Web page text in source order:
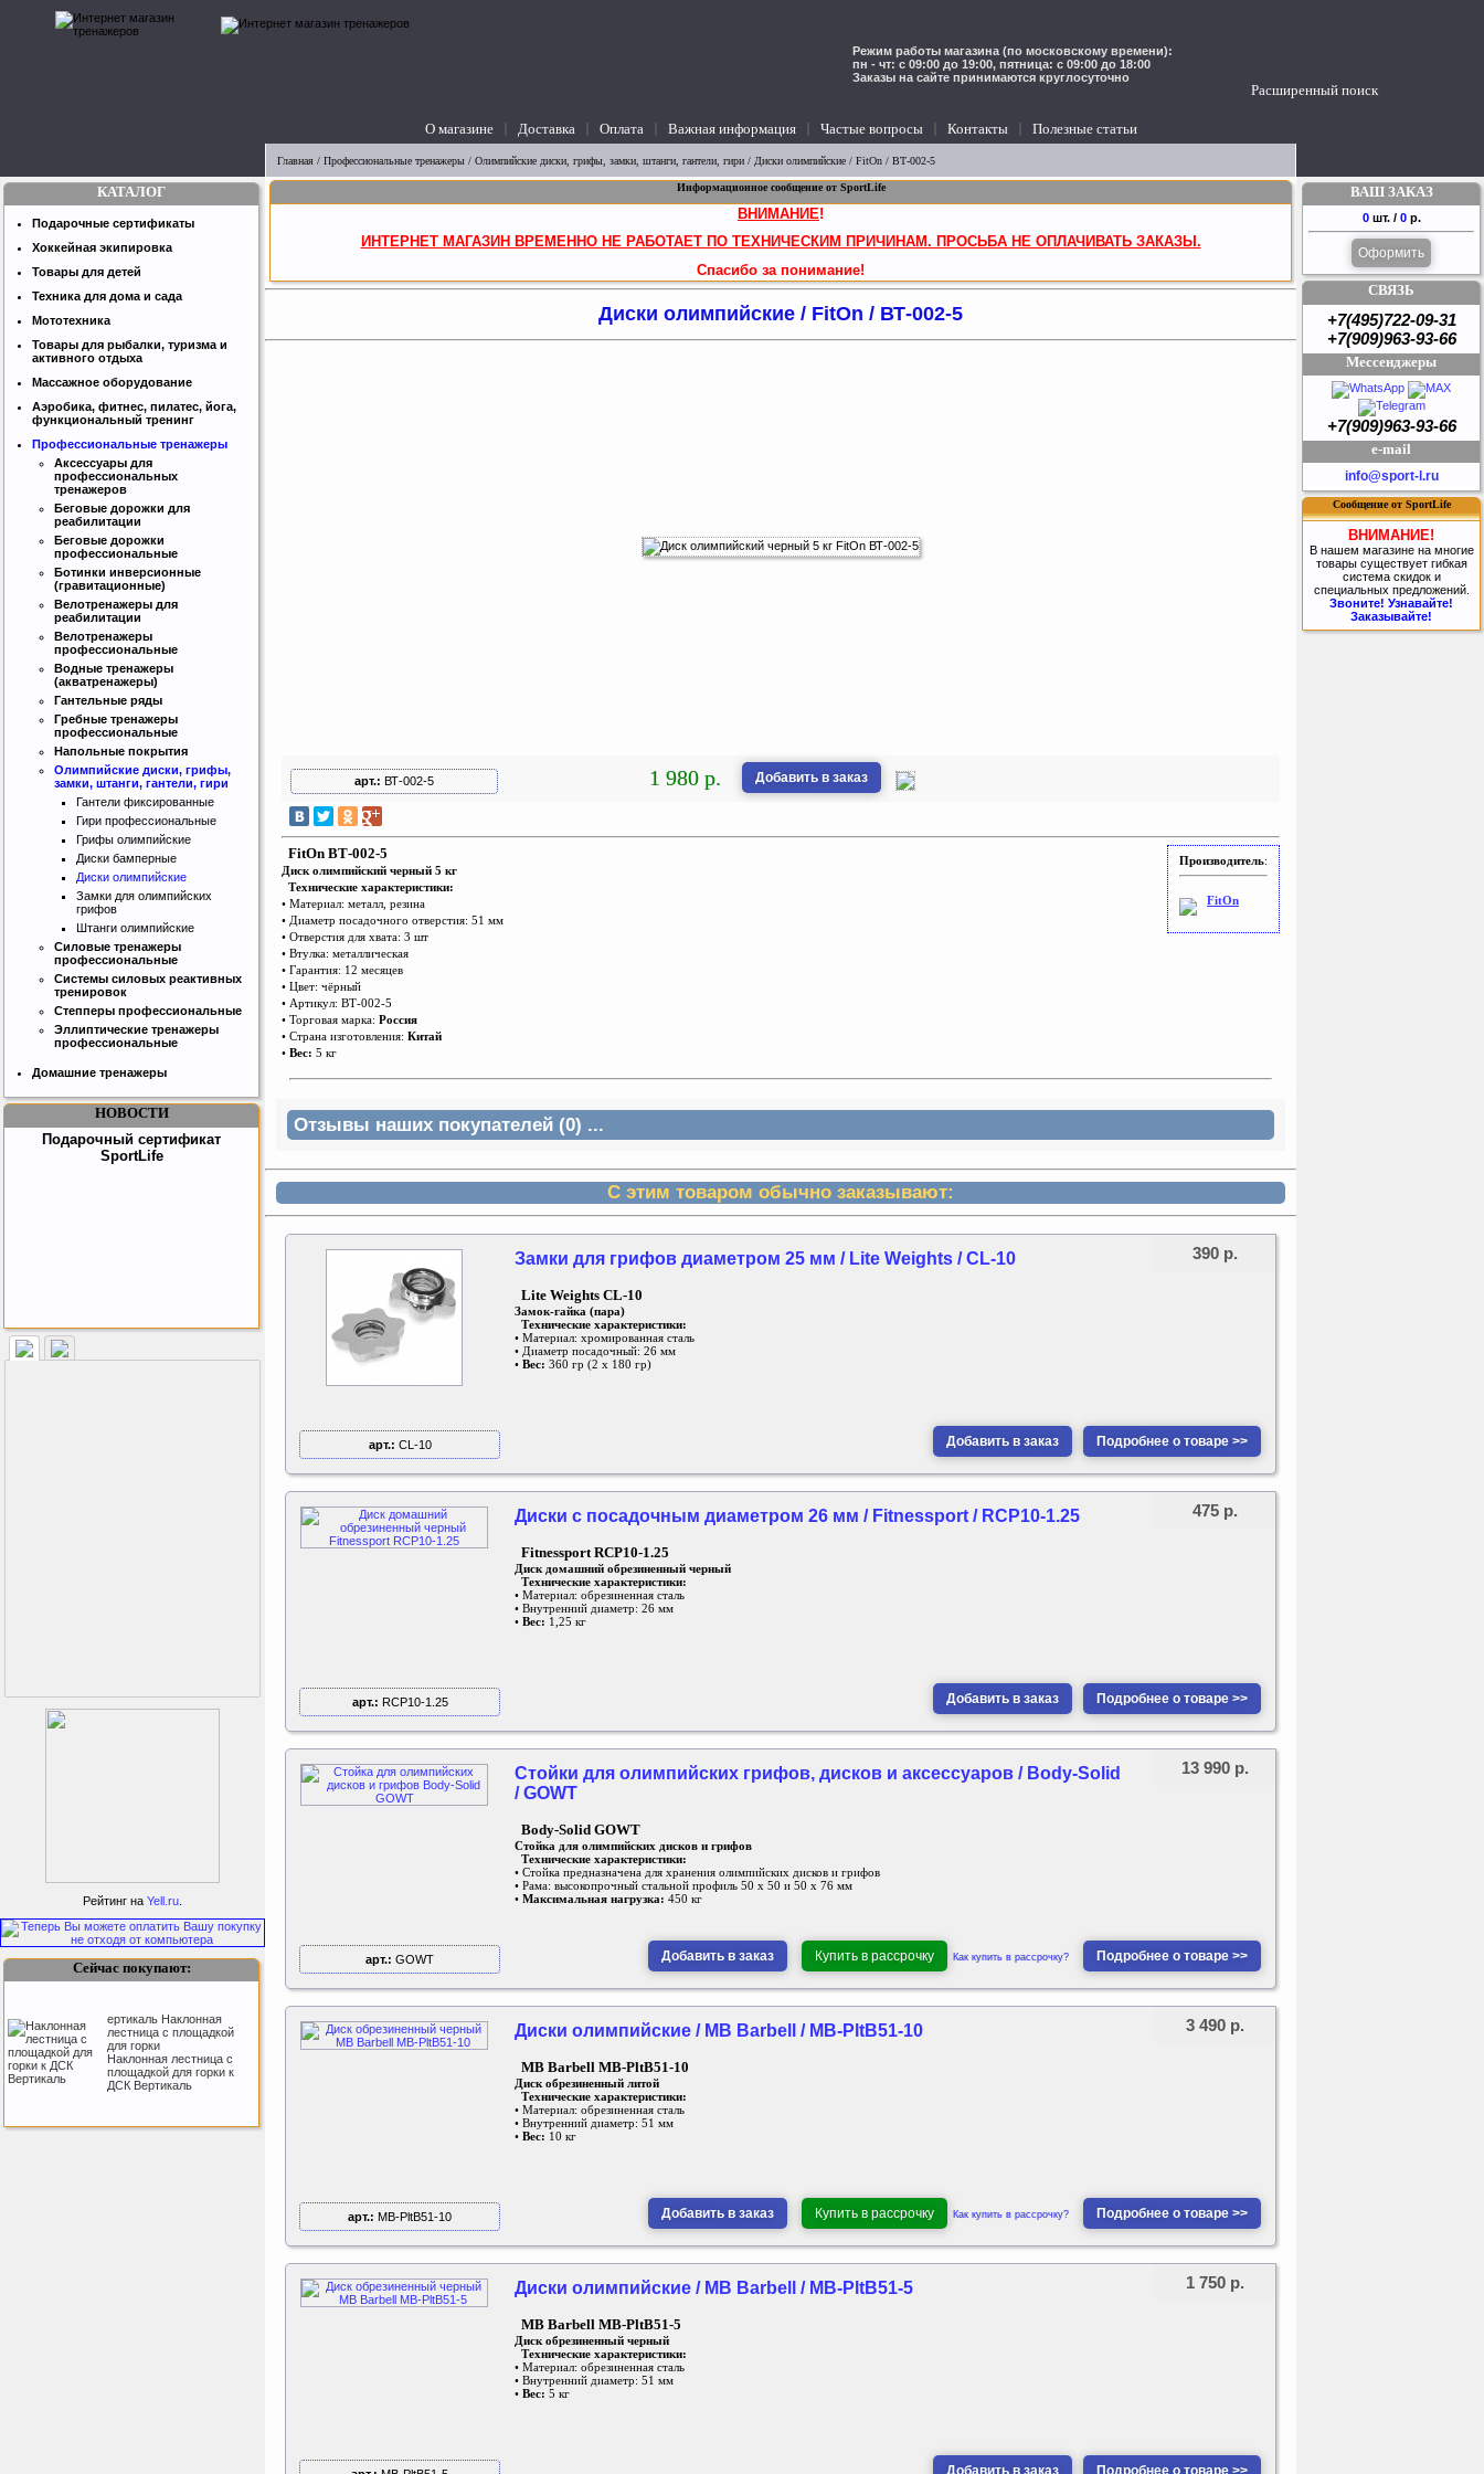
Расширенный поиск
Режим работы магазина (по московскому времени):
пн - чт: с 09:00 до 19:00, пятница: с 09:00 до 18:00
Заказы на сайте принимаются круглосуточно
О магазине Доставка Оплата Важная информация Частые вопросы Контакты Полезные статьи
Главная / Профессиональные тренажеры / Олимпийские диски, грифы, замки, штанги, гантели, гири / Диски олимпийские / FitOn / ВТ-002-5
Информационное сообщение от SportLife
ВНИМАНИЕ!
ИНТЕРНЕТ МАГАЗИН ВРЕМЕННО НЕ РАБОТАЕТ ПО ТЕХНИЧЕСКИМ ПРИЧИНАМ. ПРОСЬБА НЕ ОПЛАЧИВАТЬ ЗАКАЗЫ.
Спасибо за понимание!
Диски олимпийские / FitOn / ВТ-002-5
арт.: ВТ-002-5 1 980 р. Добавить в заказ
Производитель:
FitOn
FitOn ВТ-002-5
Диск олимпийский черный 5 кг
Технические характеристики:
• Материал: металл, резина
• Диаметр посадочного отверстия: 51 мм
• Отверстия для хвата: 3 шт
• Втулка: металлическая
• Гарантия: 12 месяцев
• Цвет: чёрный
• Артикул: ВТ-002-5
• Торговая марка: Россия
• Страна изготовления: Китай
• Вес: 5 кг
Отзывы наших покупателей (0) ...
С этим товаром обычно заказывают:
Замки для грифов диаметром 25 мм / Lite Weights / CL-10
Lite Weights CL-10
Замок-гайка (пара)
Технические характеристики:
• Материал: хромированная сталь
• Диаметр посадочный: 26 мм
• Вес: 360 гр (2 х 180 гр)
арт.: CL-10 Добавить в заказ Подробнее о товаре >>
390 р.
Диски с посадочным диаметром 26 мм / Fitnessport / RCP10-1.25
FitnessportRCP10-1.25
Диск домашний обрезиненный черный
Технические характеристики:
• Материал: обрезиненная сталь
• Внутренний диаметр: 26 мм
• Вес: 1,25 кг
арт.: RCP10-1.25 Добавить в заказ Подробнее о товаре >>
475 р.
Стойки для олимпийских грифов, дисков и аксессуаров / Body-Solid
/ GOWT
Body-Solid GOWT
Стойка для олимпийских дисков и грифов
Технические характеристики:
• Стойка предназначена для хранения олимпийских дисков и грифов
• Рама: высокопрочный стальной профиль 50 х 50 и 50 х 76 мм
• Максимальная нагрузка: 450 кг
арт.: GOWT Добавить в заказ Купить в рассрочку Как купить в рассрочку? Подробнее о товаре >>
13 990 р.
Диски олимпийские / MB Barbell / MB-PltB51-10
MB Barbell MB-PltB51-10
Диск обрезиненный литой
Технические характеристики:
• Материал: обрезиненная сталь
• Внутренний диаметр: 51 мм
• Вес: 10 кг
арт.: MB-PltB51-10 Добавить в заказ Купить в рассрочку Как купить в рассрочку? Подробнее о товаре >>
3 490 р.
Диски олимпийские / MB Barbell / MB-PltB51-5
MB Barbell MB-PltB51-5
Диск обрезиненный черный
Технические характеристики:
• Материал: обрезиненная сталь
• Внутренний диаметр: 51 мм
• Вес: 5 кг
Добавить в заказ Подробнее о товаре >>
1 750 р.
КАТАЛОГ
Подарочные сертификаты
Хоккейная экипировка
Товары для детей
Техника для дома и сада
Мототехника
Товары для рыбалки, туризма и
активного отдыха
Массажное оборудование
Аэробика, фитнес, пилатес, йога,
функциональный тренинг
Профессиональные тренажеры
Аксессуары для
профессиональных
тренажеров
Беговые дорожки для
реабилитации
Беговые дорожки
профессиональные
Ботинки инверсионные
(гравитационные)
Велотренажеры для
реабилитации
Велотренажеры
профессиональные
Водные тренажеры
(акватренажеры)
Гантельные ряды
Гребные тренажеры
профессиональные
Напольные покрытия
Олимпийские диски, грифы,
замки, штанги, гантели, гири
Гантели фиксированные
Гири профессиональные
Грифы олимпийские
Диски бамперные
Диски олимпийские
Замки для олимпийских
грифов
Штанги олимпийские
Силовые тренажеры
профессиональные
Системы силовых реактивных
тренировок
Степперы профессиональные
Эллиптические тренажеры
профессиональные
Домашние тренажеры
НОВОСТИ
Интернет магазин SportLife
Работаем на рынке спортивных
товаров с 2008 года!
Бесплатная сборка и доставка
товара!
Подарочный сертификат
SportLife
Как заставить женщину
заниматся спортом?
Рейтинг на Yell.ru
Сейчас покупают:
Kettler Swing
Дополнительные качели
для игрового комплекса
Play Tower
ертикаль Наклонная
лестница с площадкой
для горки
Наклонная лестница с
площадкой для горки к
ДСК Вертикаль
ВАШ ЗАКАЗ
0 шт. / 0 р.
Оформить
СВЯЗЬ
+7(495)722-09-31
+7(909)963-93-66
Мессенджеры
+7(909)963-93-66
e-mail
info@sport-l.ru
Сообщение от SportLife
ВНИМАНИЕ!
В нашем магазине на многие
товары существует гибкая
система скидок и
специальных предложений.
Звоните! Узнавайте!
Заказывайте!